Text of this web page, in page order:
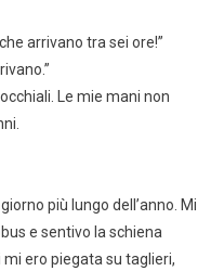
arrivano tra sei ore!”
Le mie mani non
più lungo dell’anno. Mi
e sentivo la schiena
ero piegata su taglieri,